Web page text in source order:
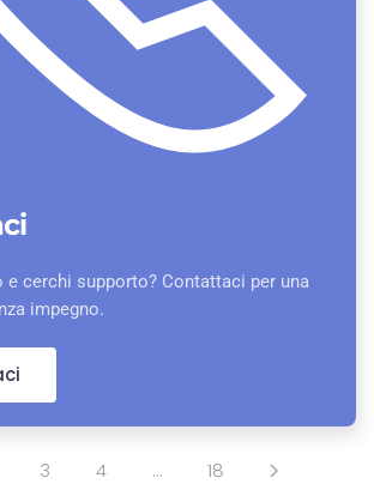
e cerchi supporto? Contattaci per una
impegno.
3 4 … 18